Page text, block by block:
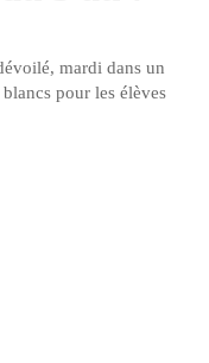
mardi dans un
pour les élèves